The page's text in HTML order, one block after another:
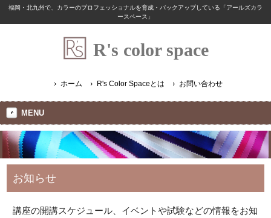
福岡・北九州で、カラーのプロフェッショナルを育成・バックアップしている「アールズカラ
ースペース」
R's color space
ホーム R's Color Spaceとは お問い合わせ
MENU
お知らせ
講座の開講スケジュール、イベントや試験などの情報をお知